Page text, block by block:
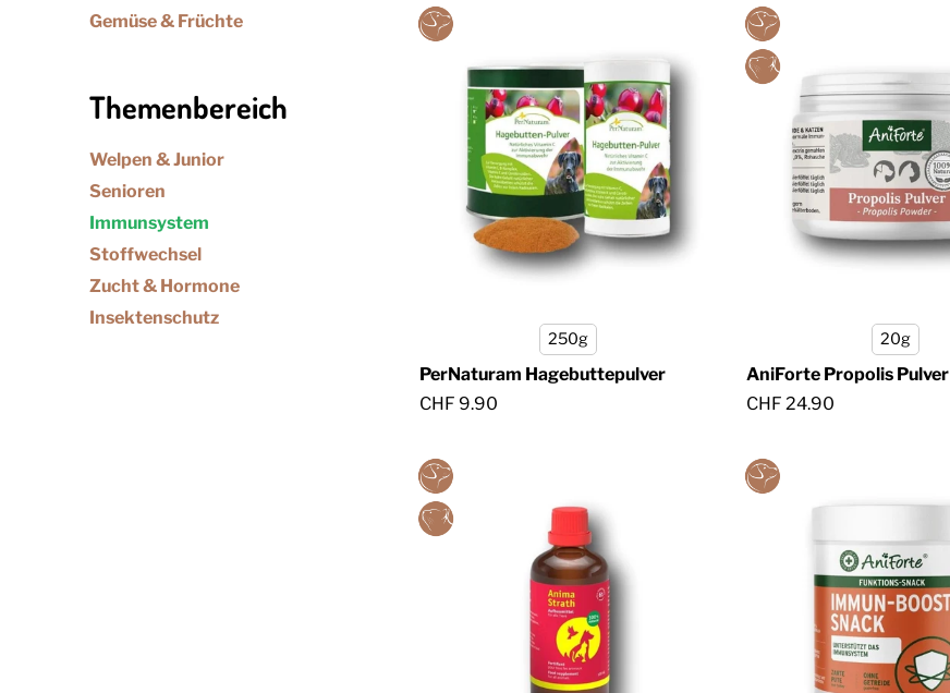
Gemüse & Früchte
Themenbereich
Welpen & Junior
Senioren
Immunsystem
Stoffwechsel
Zucht & Hormone
Insektenschutz
250g
PerNaturam Hagebuttepulver
CHF 9.90
20g
AniForte Propolis Pulver
CHF 24.90